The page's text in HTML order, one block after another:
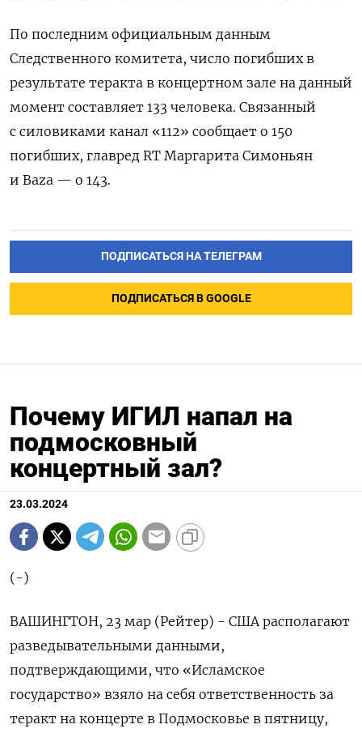
По последним официальным данным
Следственного комитета, число погибших в
результате теракта в концертном зале на данный
момент составляет 133 человека. Связанный
с силовиками канал «112» сообщает о 150
погибших, главред RT Маргарита Симоньян
и Baza — о 143.
ПОДПИСАТЬСЯ НА ТЕЛЕГРАМ
ПОДПИСАТЬСЯ В GOOGLE
Почему ИГИЛ напал на
подмосковный
концертный зал?
23.03.2024
(-)
ВАШИНГТОН, 23 мар (Рейтер) - США располагают
разведывательными данными,
подтверждающими, что «Исламское
государство» взяло на себя ответственность за
теракт на концерте в Подмосковье в пятницу,